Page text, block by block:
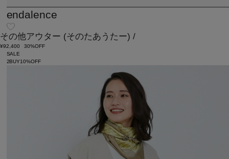
endalence
その他アウター (そのたあうたー) /
¥92,400
30%OFF
SALE
2BUY10%OFF